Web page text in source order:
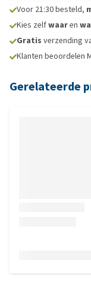
Voor 21:30 besteld,
Kies zelfwaaren
Gratis verzending
Klanten beoordelen
Gerelateerde